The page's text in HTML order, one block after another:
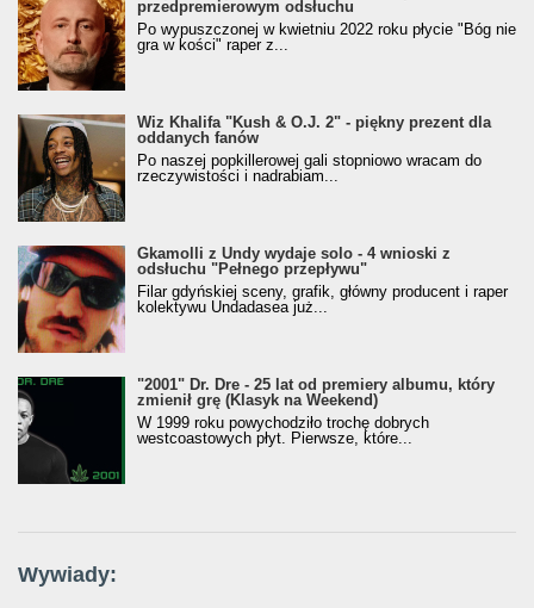
przedpremierowym odsłuchu
Po wypuszczonej w kwietniu 2022 roku płycie "Bóg nie
gra w kości" raper z...
Wiz Khalifa "Kush & O.J. 2" - piękny prezent dla
oddanych fanów
Po naszej popkillerowej gali stopniowo wracam do
rzeczywistości i nadrabiam...
Gkamolli z Undy wydaje solo - 4 wnioski z
odsłuchu "Pełnego przepływu"
Filar gdyńskiej sceny, grafik, główny producent i raper
kolektywu Undadasea już...
"2001" Dr. Dre - 25 lat od premiery albumu, który
zmienił grę (Klasyk na Weekend)
W 1999 roku powychodziło trochę dobrych
westcoastowych płyt. Pierwsze, które...
Wywiady: